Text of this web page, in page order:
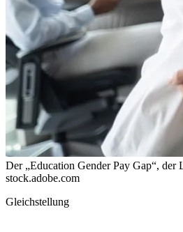
Der „Education Gender Pay Gap“, der
stock.adobe.com
Gleichstellung